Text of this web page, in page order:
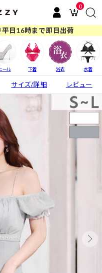
0
日16時まで即日出荷
ール 下着 浴衣 水着
サイズ/詳細 レビュー